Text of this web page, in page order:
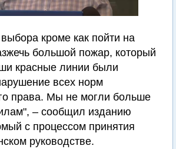
кроме как пойти на
большой пожар, который
красные линии были
всех норм
права. Мы не могли больше
– сообщил изданию
с процессом принятия
руководстве.